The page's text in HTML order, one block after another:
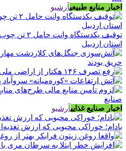
اخبار منابع طبیعیآرشیو
توقیف
استان اردبیل
اخبار صنایع غذاییآرشیو
بادام؛ خوراکی محبوبی که ارزش